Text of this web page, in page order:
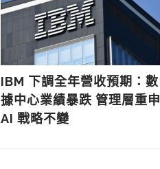
IBM 下調全年營收預期：數
據中心業績暴跌 管理層重申
AI 戰略不變